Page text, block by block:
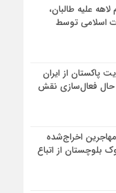
علیه طالبان،
اسلامی توسط
پاکستان از ایران
حال فعال‌سازی نقش
اخراج‌شده
بلوچستان از اتباع